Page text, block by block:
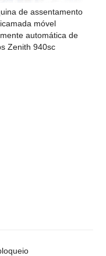
de assentamento
móvel
automática de
Zenith 940sc